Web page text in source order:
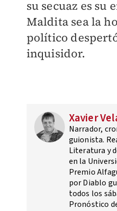
su secuaz es su
Maldita sea la
político
inquisidor.
Xavier
Narrador,
guionista.
Literatura y
en la
Premio
por Diablo
todos los
Pronóstico